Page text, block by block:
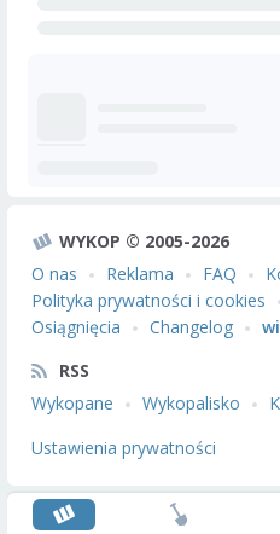
WYKOP © 2005-2026
O nas
Reklama FAQ
Polityka prywatności i cookies
Osiągnięcia
Changelog
RSS
Wykopane
Wykopalisko
Ustawienia prywatności